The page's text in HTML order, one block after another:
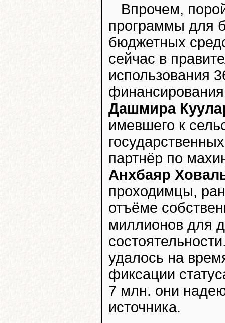
Впрочем,
программы для
бюджетных
сейчас в
использования
финансирования
Дашмира
имевшего к
партнёр по
Анхбаяр
проходимцы,
отъёме
миллионов для
удалось на
фиксации
7 млн. они
источника.